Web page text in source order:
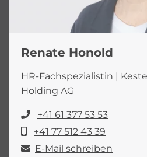
Renate Honold
HR-Fachspezialistin |
Holding AG
+41 61 377 53 53
+41 77 512 43 39
E-Mail schreiben